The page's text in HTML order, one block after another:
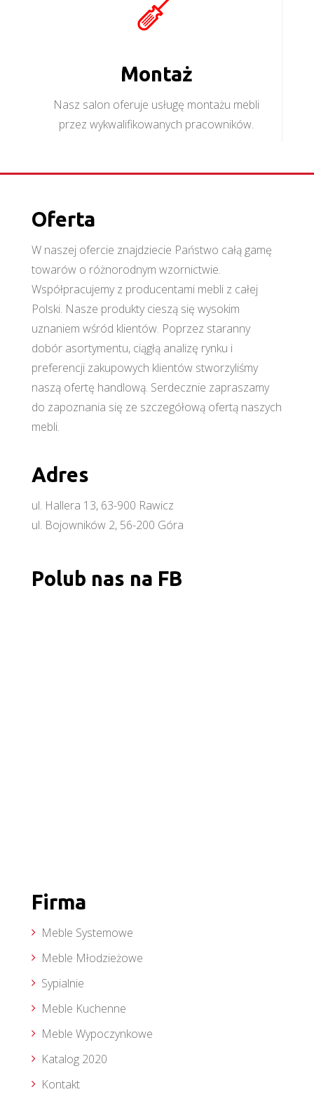
Montaż
Nasz salon oferuje usługę montażu mebli
przez wykwalifikowanych pracowników.
Oferta
W naszej ofercie znajdziecie Państwo całą gamę
towarów o różnorodnym wzornictwie.
Współpracujemy z producentami mebli z całej
Polski. Nasze produkty cieszą się wysokim
uznaniem wśród klientów. Poprzez staranny
dobór asortymentu, ciągłą analizę rynku i
preferencji zakupowych klientów stworzyliśmy
naszą ofertę handlową. Serdecznie zapraszamy
do zapoznania się ze szczegółową ofertą naszych
mebli.
Adres
ul. Hallera 13, 63-900 Rawicz
ul. Bojowników 2, 56-200 Góra
Polub nas na FB
Firma
Meble Systemowe
Meble Młodzieżowe
Sypialnie
Meble Kuchenne
Meble Wypoczynkowe
Katalog 2020
Kontakt